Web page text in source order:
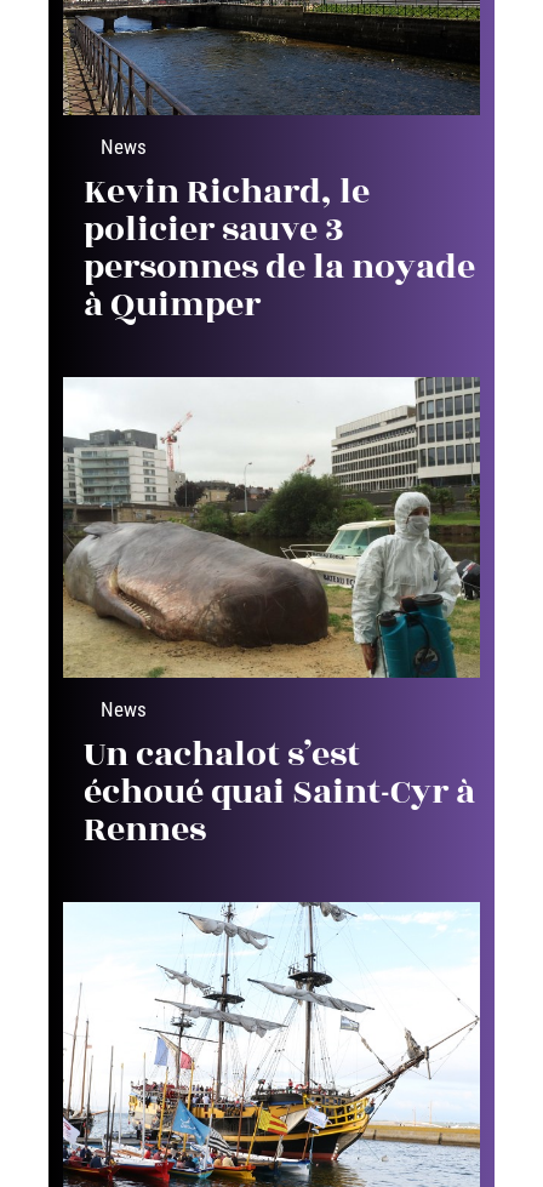
News
Kevin Richard, le
policier sauve 3
personnes de la noyade
à Quimper
News
Un cachalot s’est
échoué quai Saint-Cyr à
Rennes